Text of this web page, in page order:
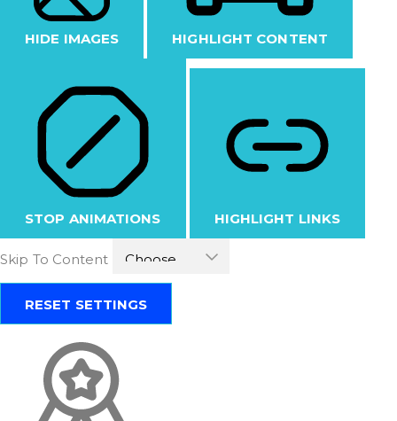
HIDE IMAGES HIGHLIGHT CONTENT
STOP ANIMATIONS HIGHLIGHT LINKS
Skip To Content
RESET SETTINGS